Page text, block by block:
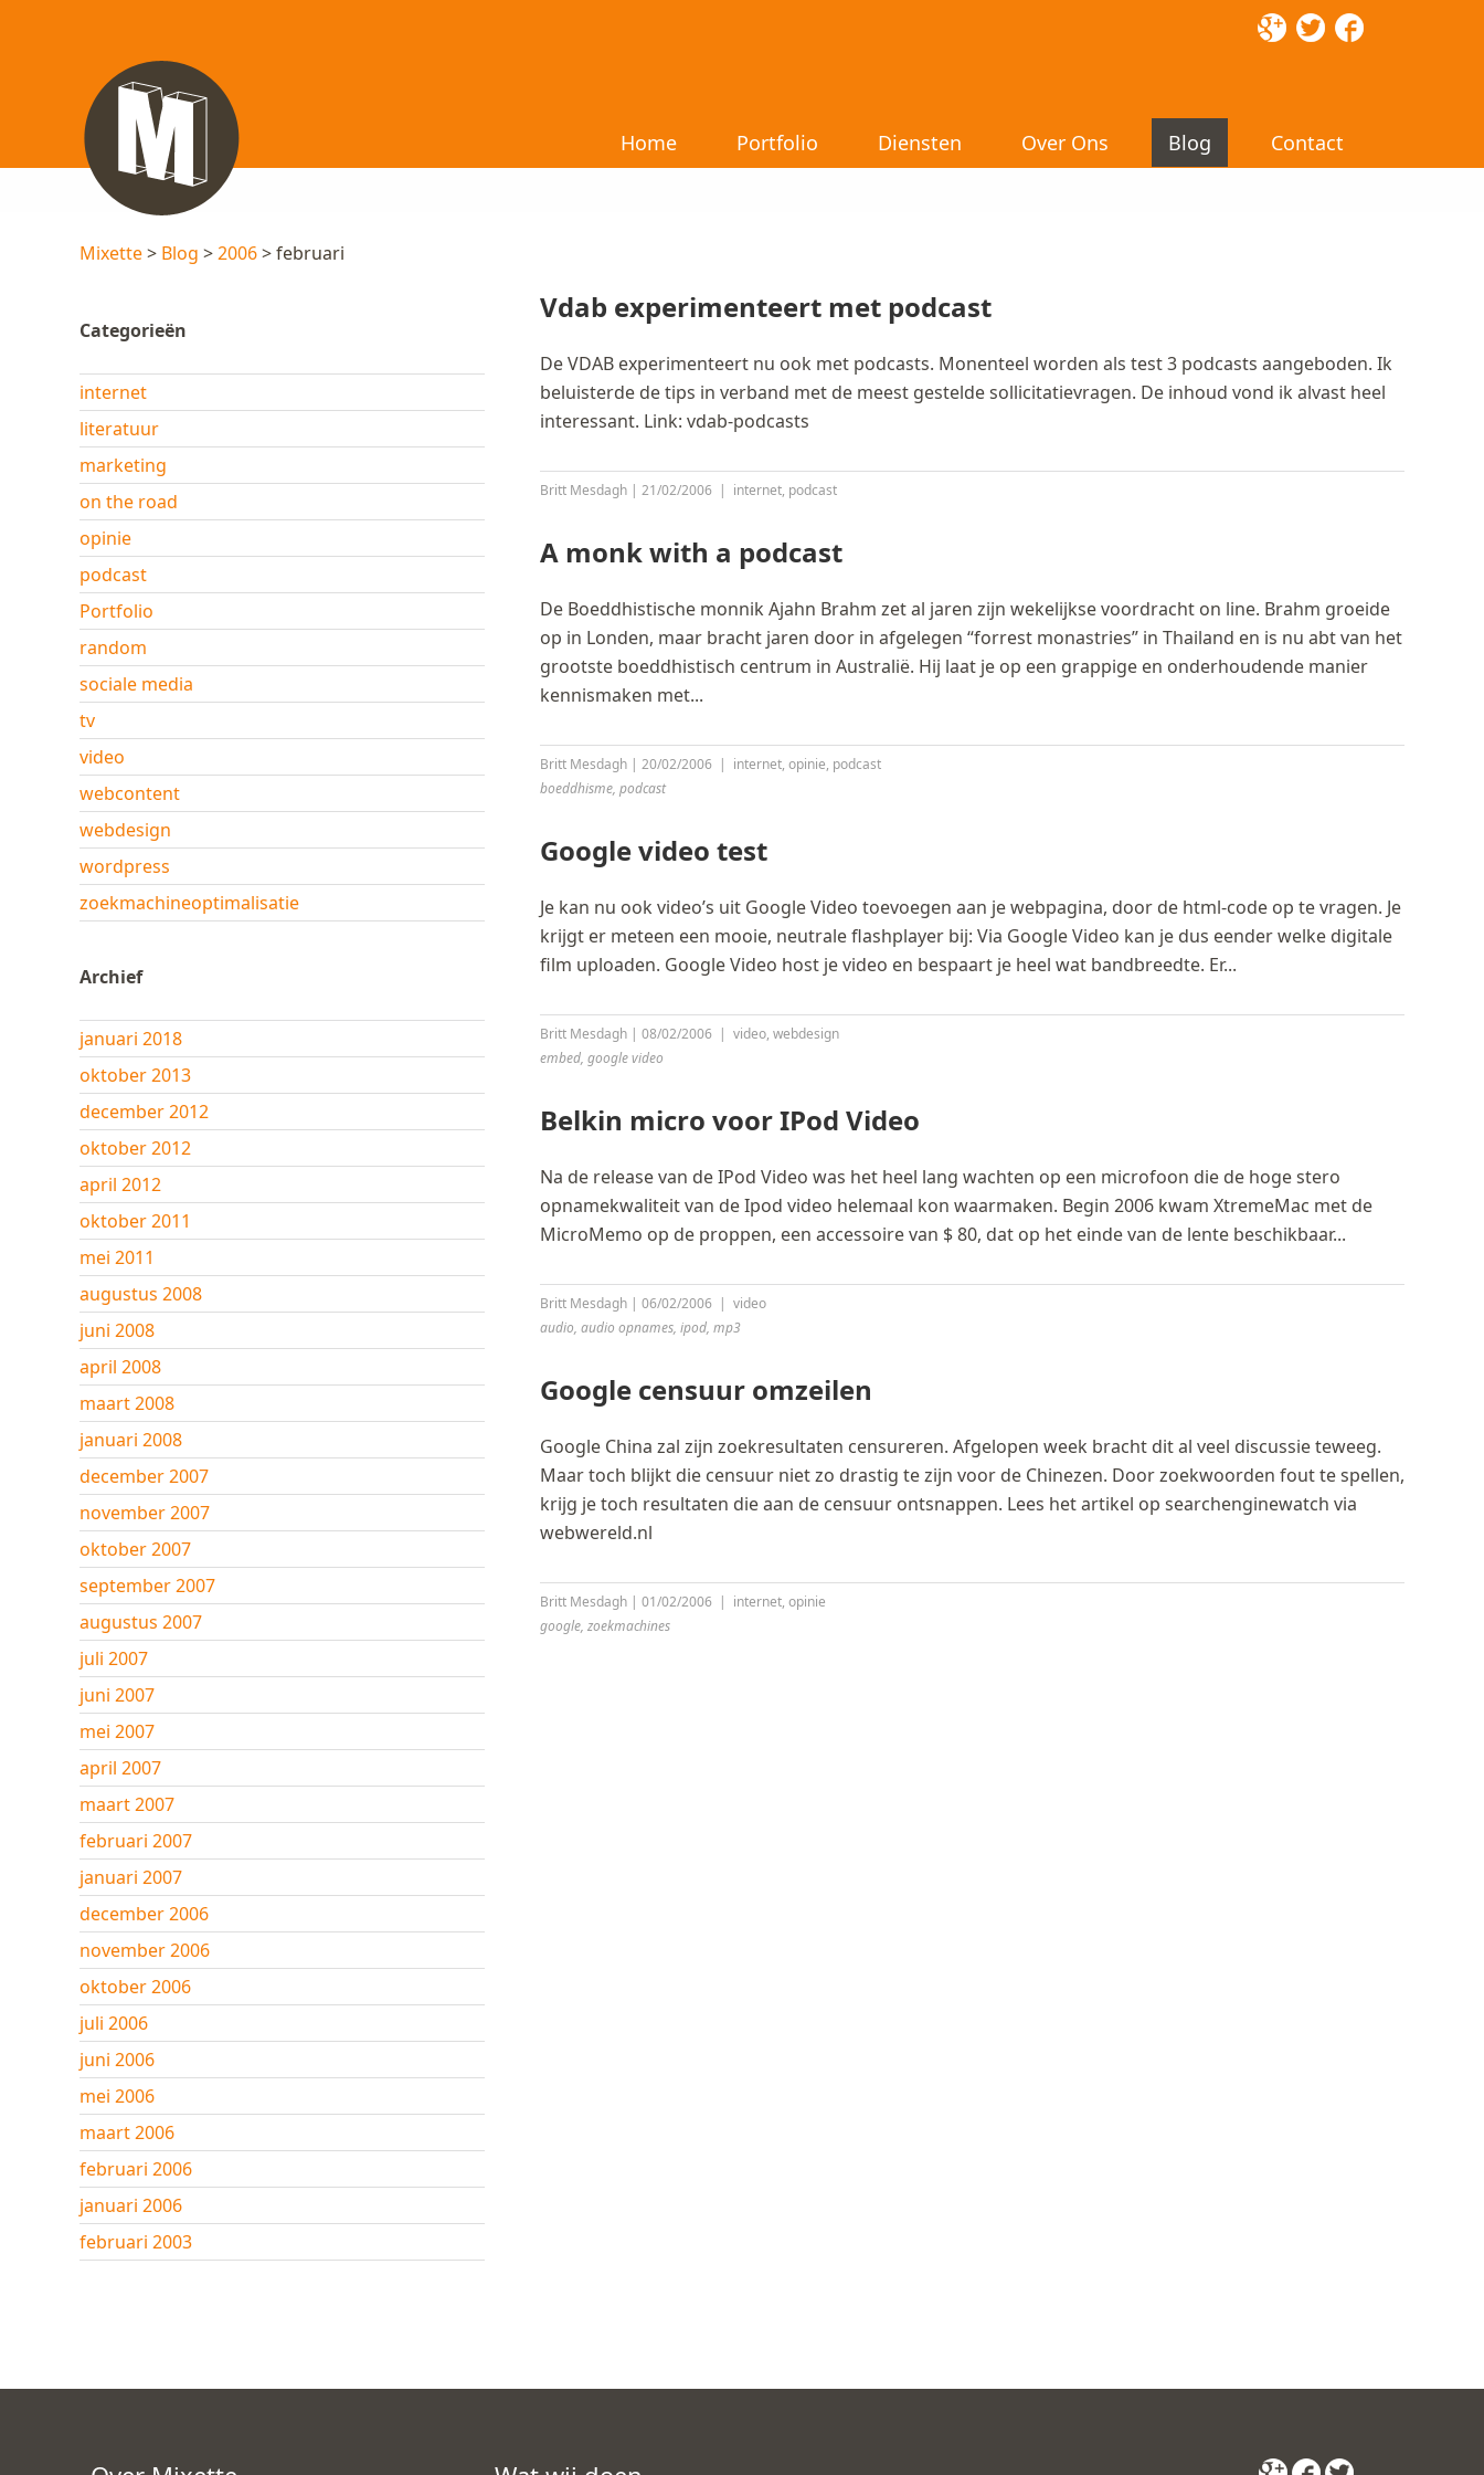
Home Portfolio Diensten Over Ons Blog Contact
Mixette> Blog >2006> februari
Categorieën
internet
literatuur
marketing
on the road
opinie
podcast
Portfolio
random
sociale media
tv
video
webcontent
webdesign
wordpress
zoekmachineoptimalisatie
Archief
januari 2018
oktober 2013
december 2012
oktober 2012
april 2012
oktober 2011
mei 2011
augustus 2008
juni 2008
april 2008
maart 2008
januari 2008
december 2007
november 2007
oktober 2007
september 2007
augustus 2007
juli 2007
juni 2007
mei 2007
april 2007
maart 2007
februari 2007
januari 2007
december 2006
november 2006
oktober 2006
juli 2006
juni 2006
mei 2006
maart 2006
februari 2006
januari 2006
februari 2003
Vdab experimenteert met podcast
De VDAB experimenteert nu ook met podcasts. Monenteel worden als test 3 podcasts aangeboden. Ik
beluisterde de tips in verband met de meest gestelde sollicitatievragen. De inhoud vond ik alvast heel
interessant. Link: vdab-podcasts
Britt Mesdagh| 21/02/2006 | internet, podcast
A monk with a podcast
De Boeddhistische monnik Ajahn Brahm zet al jaren zijn wekelijkse voordracht on line. Brahm groeide
op in Londen, maar bracht jaren door in afgelegen “forrest monastries” in Thailand en is nu abt van het
grootste boeddhistisch centrum in Australië. Hij laat je op een grappige en onderhoudende manier
kennismaken met...
Britt Mesdagh| 20/02/2006 | internet, opinie, podcast
boeddhisme, podcast
Google video test
Je kan nu ook video’s uit Google Video toevoegen aan je webpagina, door de html-code op te vragen. Je
krijgt er meteen een mooie, neutrale flashplayer bij: Via Google Video kan je dus eender welke digitale
film uploaden. Google Video host je video en bespaart je heel wat bandbreedte. Er...
Britt Mesdagh| 08/02/2006 | video, webdesign
embed, google video
Belkin micro voor IPod Video
Na de release van de IPod Video was het heel lang wachten op een microfoon die de hoge stero
opnamekwaliteit van de Ipod video helemaal kon waarmaken. Begin 2006 kwam XtremeMac met de
MicroMemo op de proppen, een accessoire van $ 80, dat op het einde van de lente beschikbaar...
Britt Mesdagh| 06/02/2006 | video
audio, audio opnames, ipod, mp3
Google censuur omzeilen
Google China zal zijn zoekresultaten censureren. Afgelopen week bracht dit al veel discussie teweeg.
Maar toch blijkt die censuur niet zo drastig te zijn voor de Chinezen. Door zoekwoorden fout te spellen,
krijg je toch resultaten die aan de censuur ontsnappen. Lees het artikel op searchenginewatch via
webwereld.nl
Britt Mesdagh| 01/02/2006 | internet, opinie
google, zoekmachines